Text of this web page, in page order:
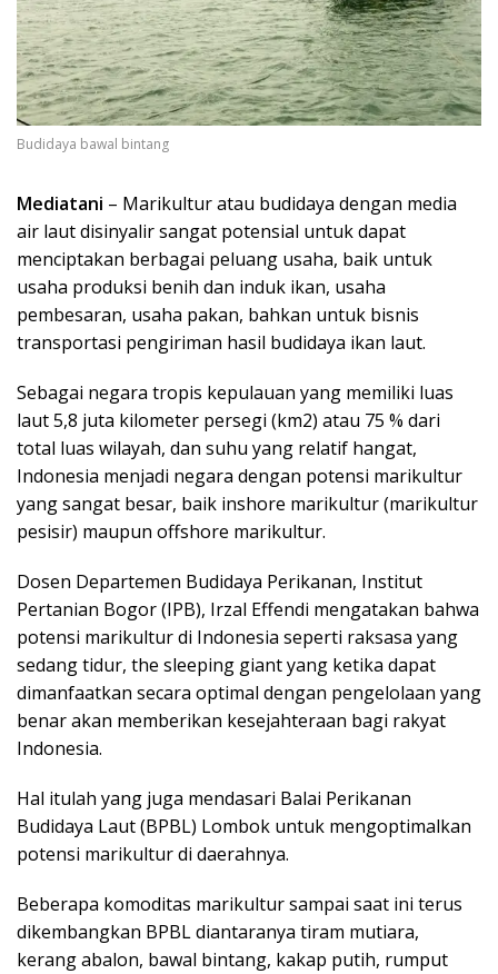
Budidaya bawal bintang
Mediatani – Marikultur atau budidaya dengan media
air laut disinyalir sangat potensial untuk dapat
menciptakan berbagai peluang usaha, baik untuk
usaha produksi benih dan induk ikan, usaha
pembesaran, usaha pakan, bahkan untuk bisnis
transportasi pengiriman hasil budidaya ikan laut.
Sebagai negara tropis kepulauan yang memiliki luas
laut 5,8 juta kilometer persegi (km2) atau 75 % dari
total luas wilayah, dan suhu yang relatif hangat,
Indonesia menjadi negara dengan potensi marikultur
yang sangat besar, baik inshore marikultur (marikultur
pesisir) maupun offshore marikultur.
Dosen Departemen Budidaya Perikanan, Institut
Pertanian Bogor (IPB), Irzal Effendi mengatakan bahwa
potensi marikultur di Indonesia seperti raksasa yang
sedang tidur, the sleeping giant yang ketika dapat
dimanfaatkan secara optimal dengan pengelolaan yang
benar akan memberikan kesejahteraan bagi rakyat
Indonesia.
Hal itulah yang juga mendasari Balai Perikanan
Budidaya Laut (BPBL) Lombok untuk mengoptimalkan
potensi marikultur di daerahnya.
Beberapa komoditas marikultur sampai saat ini terus
dikembangkan BPBL diantaranya tiram mutiara,
kerang abalon, bawal bintang, kakap putih, rumput